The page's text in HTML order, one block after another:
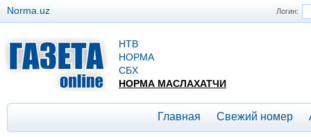
Логин:
Norma.uz
НТВ
НОРМА
СБХ
НОРМА МАСЛАХАТЧИ
Главная Свежий номер